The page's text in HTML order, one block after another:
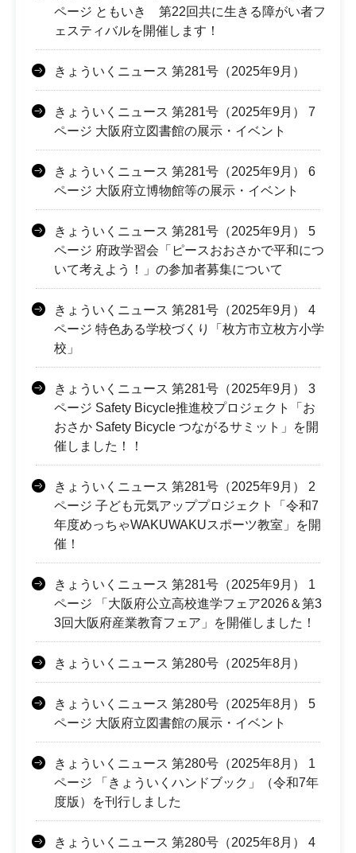
ページ ともいき 第22回共に生きる障がい者フ
ェスティバルを開催します！
きょういくニュース 第281号（2025年9月）
きょういくニュース 第281号（2025年9月） 7
ページ 大阪府立図書館の展示・イベント
きょういくニュース 第281号（2025年9月） 6
ページ 大阪府立博物館等の展示・イベント
きょういくニュース 第281号（2025年9月） 5
ページ 府政学習会「ピースおおさかで平和につ
いて考えよう！」の参加者募集について
きょういくニュース 第281号（2025年9月） 4
ページ 特色ある学校づくり「枚方市立枚方小学
校」
きょういくニュース 第281号（2025年9月） 3
ページ Safety Bicycle推進校プロジェクト「お
おさか Safety Bicycle つながるサミット」を開
催しました！！
きょういくニュース 第281号（2025年9月） 2
ページ 子ども元気アッププロジェクト「令和7
年度めっちゃWAKUWAKUスポーツ教室」を開
催！
きょういくニュース 第281号（2025年9月） 1
ページ 「大阪府公立高校進学フェア2026＆第3
3回大阪府産業教育フェア」を開催しました！
きょういくニュース 第280号（2025年8月）
きょういくニュース 第280号（2025年8月） 5
ページ 大阪府立図書館の展示・イベント
きょういくニュース 第280号（2025年8月） 1
ページ 「きょういくハンドブック」（令和7年
度版）を刊行しました
きょういくニュース 第280号（2025年8月） 4